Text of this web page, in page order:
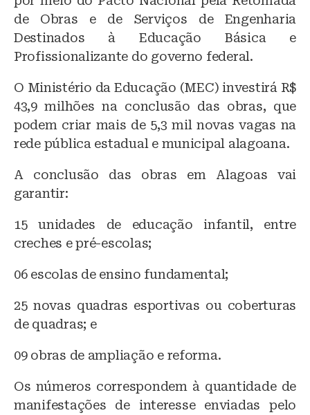
de Obras e de Serviços de Engenharia
Destinados à Educação Básica e
Profissionalizante do governo federal.
O Ministério da Educação (MEC) investirá R$
43,9 milhões na conclusão das obras, que
podem criar mais de 5,3 mil novas vagas na
rede pública estadual e municipal alagoana.
A conclusão das obras em Alagoas vai
garantir:
15 unidades de educação infantil, entre
creches e pré-escolas;
06 escolas de ensino fundamental;
25 novas quadras esportivas ou coberturas
de quadras; e
09 obras de ampliação e reforma.
Os números correspondem à quantidade de
manifestações de interesse enviadas pelo